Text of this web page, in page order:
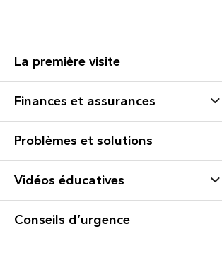
La première visite
Finances et assurances
Problèmes et solutions
Vidéos éducatives
Conseils d’urgence